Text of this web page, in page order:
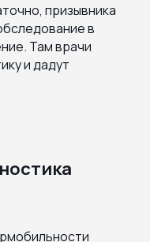
призывника
в
Там врачи
и дадут